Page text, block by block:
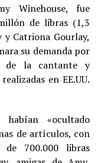
Winehouse, fue
de libras (1,3
Catriona Gourlay,
su demanda por
de la cantante y
en EE.UU.
habían «ocultado
de artículos, con
700.000 libras